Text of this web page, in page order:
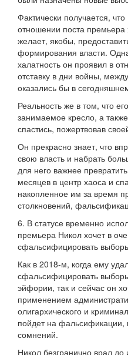
Фактически получается,
отношении поста премьера
желает, якобы,
формирования власти.
халатность он проявил в
отставку в дни войны,
оказались бы в
Реальность же в том, что
занимаемое кресло, а
спастись, пожертвовав
Он прекрасно знает, что
свою власть и набрать
для него важнее
месяцев в центр хаоса и
накопленное им за время
столкновений,
6. В статусе временно
премьера Никол хочет в
сфальсифицировать
Как в 2018-м, когда ему
сфальсифицировать
эйфории, так и сейчас он
применением
олигархического и
пойдет на фальсификации,
сомнений.
Никол безгранично врал до